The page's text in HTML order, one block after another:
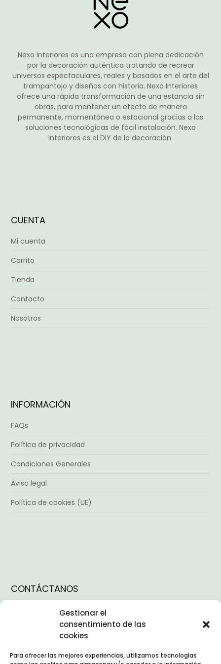
Gestionar el
consentimiento de las
cookies
Para ofrecer las mejores experiencias, utilizamos tecnologías
producto
Nexo Interiores es una empresa con plena dedicación
por la decoración auténtica tratando de recrear
universos espectaculares, reales y basados en el arte del
trampantojo y diseños con historia. Nexo Interiores
ofrece una rápida transformación de una estancia sin
obras, para mantener un efecto de manera
permanente, momentánea o estacional gracias a las
soluciones tecnológicas de fácil instalación. Nexo
Interiores es el DIY de la decoración.
CUENTA
Mi cuenta
Carrito
Tienda
Contacto
Nosotros
INFORMACIÓN
FAQs
Política de privacidad
Condiciones Generales
Aviso legal
Política de cookies (UE)
CONTÁCTANOS
Linkedin